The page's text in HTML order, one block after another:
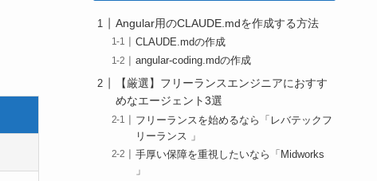
Angular用のCLAUDE.mdを作成する方法
CLAUDE.mdの作成
angular-coding.mdの作成
【厳選】フリーランスエンジニアにおすす
めなエージェント3選
フリーランスを始めるなら「レバテックフ
リーランス 」
手厚い保障を重視したいなら「Midworks
」